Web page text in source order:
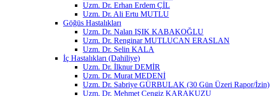
Uzm. Dr. Erhan Erdem ÇİL
Uzm. Dr. Ali Ertu MUTLU
Göğüs Hastalıkları
Uzm. Dr. Nalan IŞIK KABAKOĞLU
Uzm. Dr. Renginar MUTLUCAN ERASLAN
Uzm. Dr. Selin KALA
İç Hastalıkları (Dahiliye)
Uzm. Dr. İlknur DEMİR
Uzm. Dr. Murat MEDENİ
Uzm. Dr. Sabriye GÜRBULAK (30 Gün Üzeri Rapor/İzin)
Uzm. Dr. Mehmet Cengiz KARAKUZU